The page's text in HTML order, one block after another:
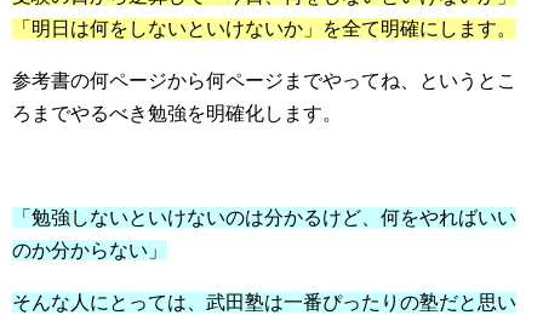
「明日は何をしないといけないか」を全て明確にします。
参考書の何ページから何ページまでやってね、というとこ
ろまでやるべき勉強を明確化します。
「勉強しないといけないのは分かるけど、何をやればいい
のか分からない」
そんな人にとっては、武田塾は一番ぴったりの塾だと思い